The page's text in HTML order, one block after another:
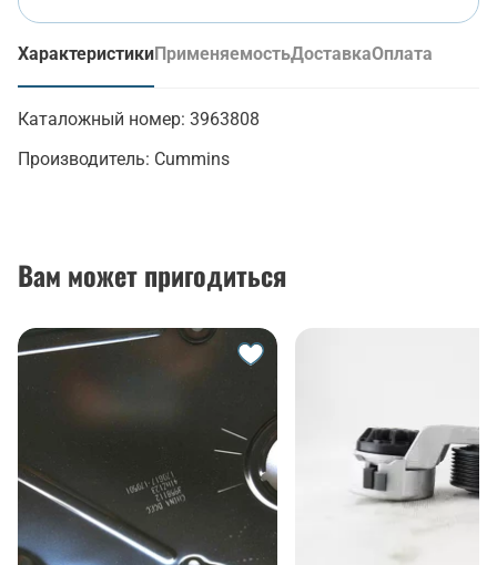
Характеристики
(активная вкладка)
ПрименяемостьДоставкаОплата
Каталожный номер: 3963808
Производитель: Cummins
Вам может пригодиться